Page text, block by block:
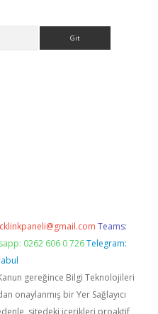
Teams:
0262 606 0 726 Telegram:
gereğince Bilgi Teknolojileri
onaylanmış bir Yer Sağlayıcı
sitedeki içerikleri proaktif